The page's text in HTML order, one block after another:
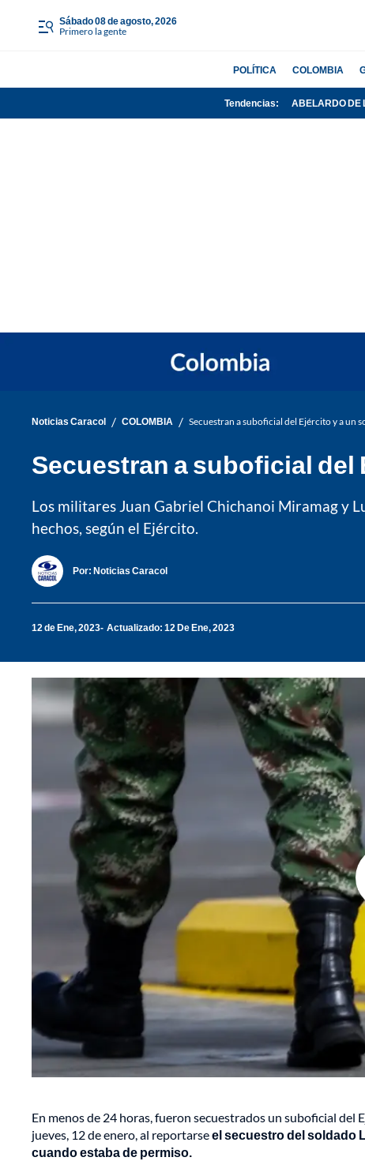
sábado 08 de agosto, 2026
Primero la gente
POLÍTICA COLOMBIA
Tendencias: ABELARDO DE
Noticias Caracol / COLOMBIA / Secuestran a suboficial del Ejército y a un
Secuestran a suboficial del
Los militares Juan Gabriel Chichanoi Miramag y
hechos, según el Ejército.
Por: Noticias Caracol
12 de Ene, 2023 Actualizado: 12 De Ene, 2023
En menos de 24 horas, fueron secuestrados un suboficial del
jueves, 12 de enero, al reportarseel secuestro del soldado
cuando estaba de permiso.